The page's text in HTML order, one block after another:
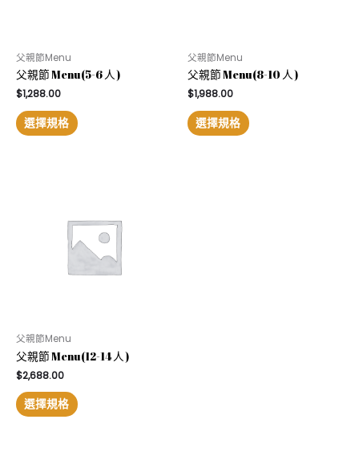
父親節Menu
⽗親節 Menu(5-6 ⼈ )
$1,288.00
選擇規格
父親節Menu
⽗親節 Menu(8-10 ⼈ )
$1,988.00
選擇規格
父親節Menu
⽗親節 Menu(12-14 ⼈ )
$2,688.00
選擇規格